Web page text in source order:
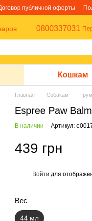
публичной оферты
0800337031
Кошкам
Главная Собакам
Espree Paw
В наличии Артикул:
439 грн
Войти для
Вес
44 мл